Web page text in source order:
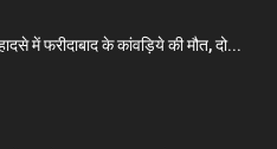
में फरीदाबाद के कांवड़िये की मौत, दो...